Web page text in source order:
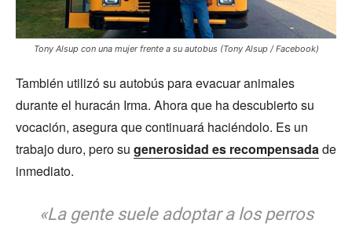
Tony Alsup con una mujer frente a su autobus (Tony Alsup / Facebook)
También utilizó su autobús para evacuar animales
durante el huracán Irma. Ahora que ha descubierto su
vocación, asegura que continuará haciéndolo. Es un
trabajo duro, pero su generosidad es recompensadade
inmediato.
«La gente suele adoptar a los perros